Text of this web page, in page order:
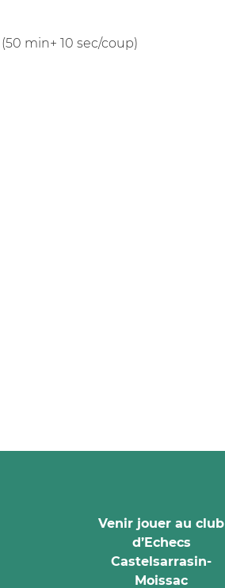
min+ 10 sec/coup)
Venir jouer au club
d’Echecs
Castelsarrasin-
Moissac